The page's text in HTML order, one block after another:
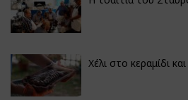
Χέλι στο κεραμίδι